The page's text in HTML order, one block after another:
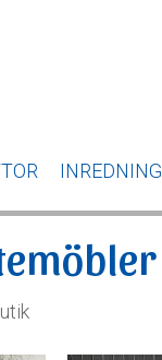
INREDNING